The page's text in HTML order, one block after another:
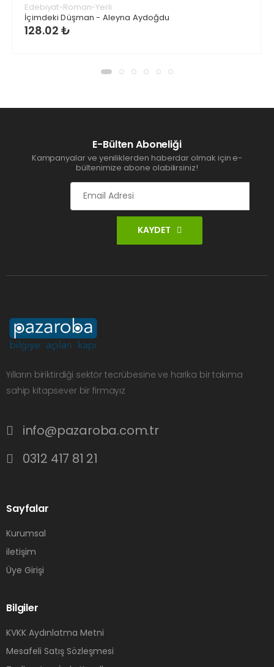
Edebiyat-Roman-Yerli
İçimdeki Düşman - Aleyna Aydoğdu
128.02 ₺
E-Bülten Aboneliği
Kampanyalar ve yeniliklerden haberdar olmak için e-
bültenimize abone olabilirsiniz!
KAYDET
Yılların biriktirdiği sektör tecrübesine ve harika bir takıma
sahip kitapsever bir firmayız
info@pazaroba.com.tr
0312 417 81 21
Sayfalar
Kurumsal
iletişim
Üye Girişi
Bilgiler
KVKK Aydınlatma Metni
Mesafeli Satış Sözleşmesi